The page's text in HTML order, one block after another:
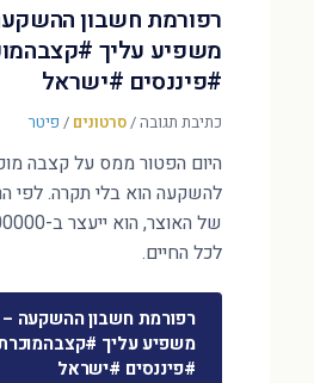
רפורמת חשבון
משפיע עליך
#פיננסים #ישראל
כתיבת תגובה/סרטונים / פיטר
היום הפטור ממס על קצבה
להשקעה הוא בלי תקרה. לפי
לכל החיים.
רפורמת חשבון ההשקעה –
משפיע עליך
#פיננסים #ישראל